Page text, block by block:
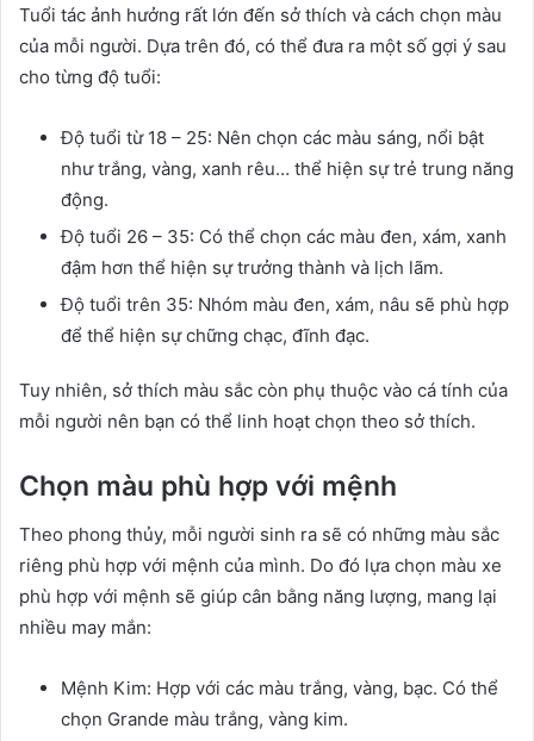
Tuổi tác ảnh hưởng rất lớn đến sở thích và cách chọn màu
của mỗi người. Dựa trên đó, có thể đưa ra một số gợi ý sau
cho từng độ tuổi:
Độ tuổi từ 18 – 25: Nên chọn các màu sáng, nổi bật
như trắng, vàng, xanh rêu… thể hiện sự trẻ trung năng
động.
Độ tuổi 26 – 35: Có thể chọn các màu đen, xám, xanh
đậm hơn thể hiện sự trưởng thành và lịch lãm.
Độ tuổi trên 35: Nhóm màu đen, xám, nâu sẽ phù hợp
để thể hiện sự chững chạc, đĩnh đạc.
Tuy nhiên, sở thích màu sắc còn phụ thuộc vào cá tính của
mỗi người nên bạn có thể linh hoạt chọn theo sở thích.
Chọn màu phù hợp với mệnh
Theo phong thủy, mỗi người sinh ra sẽ có những màu sắc
riêng phù hợp với mệnh của mình. Do đó lựa chọn màu xe
phù hợp với mệnh sẽ giúp cân bằng năng lượng, mang lại
nhiều may mắn:
Mệnh Kim: Hợp với các màu trắng, vàng, bạc. Có thể
chọn Grande màu trắng, vàng kim.